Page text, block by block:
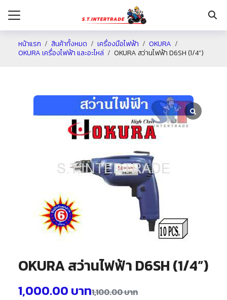
หน้าแรก สินค้าทั้งหมด เครื่องมือไฟฟ้า
OKURA
OKURA เครื่องไฟฟ้า และอะไหล่
OKURA สว่านไฟฟ้า D6SH (1/4”)
OKURA สว่านไฟฟ้า D6SH (1/4”)
1,100.00บาท
1,000.00 บาท